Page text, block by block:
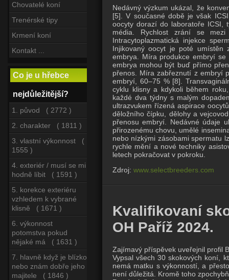
Chovatelé koní
Trenérské tipy
Krmení koní
Kontakt ...
Co je u hřebce
nejdůležitější?
1. původ ( 2772 )
2. charakter ( 1811 )
3. vlastní výkonnost (
1555 )
4. exteriér / musí se mi
hodně líbit ( 1591 )
5. korekce exteriéru
vzhledem k vybrané
klisně ( 1671 )
6. výkonnost
potomstva pokud
nějaké má ( 1631 )
7. hlavně když je blízko
nebo znám dobře jeho
majitele ( 1846 )
Nedávný výzkum ukázal, že
[5].
V současné době je však
oocyty dorazí do laboratoře ICSI,
média.
Rychlost zrání se
Intracytoplazmatická injekce
Injikovaný oocyt je poté
embrya.
Míra produkce embryí
embrya mohou být buď přímo
přenos.
Míra zabřeznutí z embryí
embryí, 60–75 % [8].
cyklu klisny a kdykoli během
každé dva týdny s malým
ultrazvukem řízená aspirace
děložního čípku, dělohy a
přenosu embryí.
Nedávné údaje
přirozenému chovu, umělé
nebo nízkými zásobami spermatu
rychle mění a nové techniky
letech pokračovat v pokroku.
Zdroj: www.selectbreeders.com
Kvalifikovaní
OH Paříž 2024.
Zajímavý příspěvek uveřejnil profil
Vypsal všech 30 skokových koní,
nemá matku s výkonností, a
není důležitá. Kromě toho